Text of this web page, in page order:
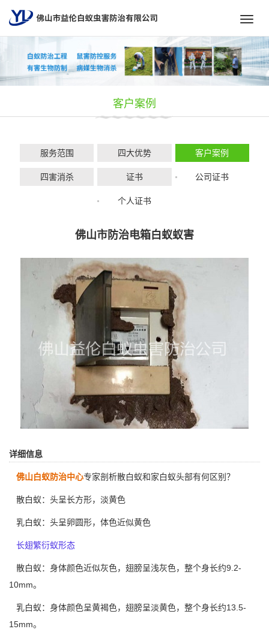
客户案例
服务范围 四大优势 客户案例
四害消杀 证书 公司证书
个人证书
佛山市防治电箱白蚁蚁害
详细信息
佛山白蚁防治中心专家剖析散白蚁和家白蚁头部有何区别？
散白蚁：头呈长方形，淡黄色
乳白蚁：头呈卵圆形，体色近似黄色
长翅繁衍蚁形态
散白蚁：身体颜色近似灰色，翅膀呈浅灰色，整个身长约9.2-
10mm。
乳白蚁：身体颜色呈黄褐色，翅膀呈淡黄色，整个身长约13.5-
15mm。